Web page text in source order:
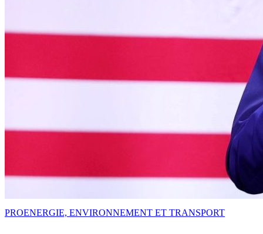
PROENERGIE, ENVIRONNEMENT ET TRANSPORT